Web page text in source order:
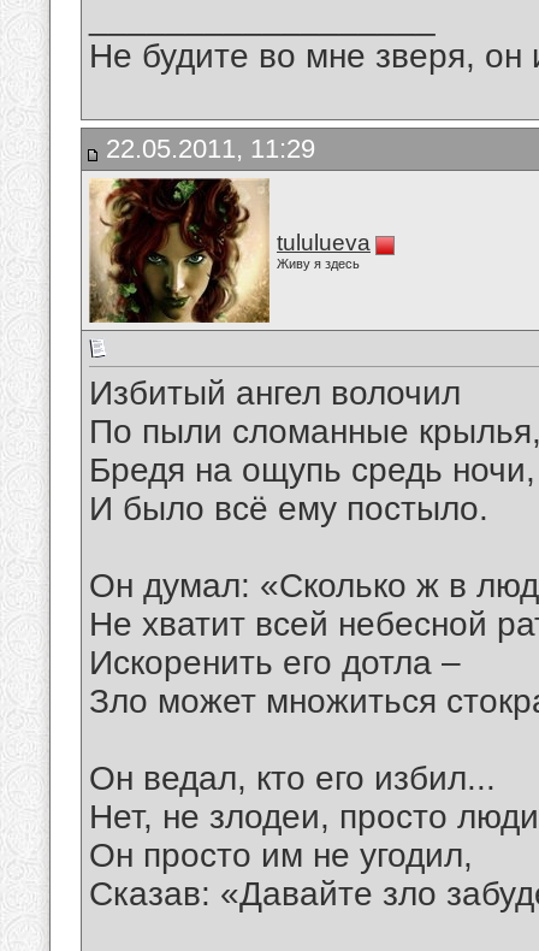
Не будите во мне зверя, он
22.05.2011, 11:29
tululueva
Живу я здесь
Избитый ангел волочил
По пыли сломанные
Бредя на ощупь средь ночи,
И было всё ему постыло.
Он думал: «Сколько ж в
Не хватит всей небесной
Искоренить его дотла –
Зло может множиться
Он ведал, кто его избил...
Нет, не злодеи, просто
Он просто им не угодил,
Сказав: «Давайте зло